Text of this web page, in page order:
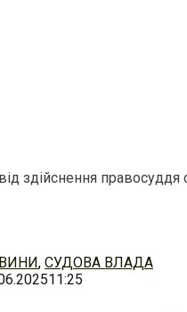
здійснення
, СУДОВА ВЛАДА
11:25